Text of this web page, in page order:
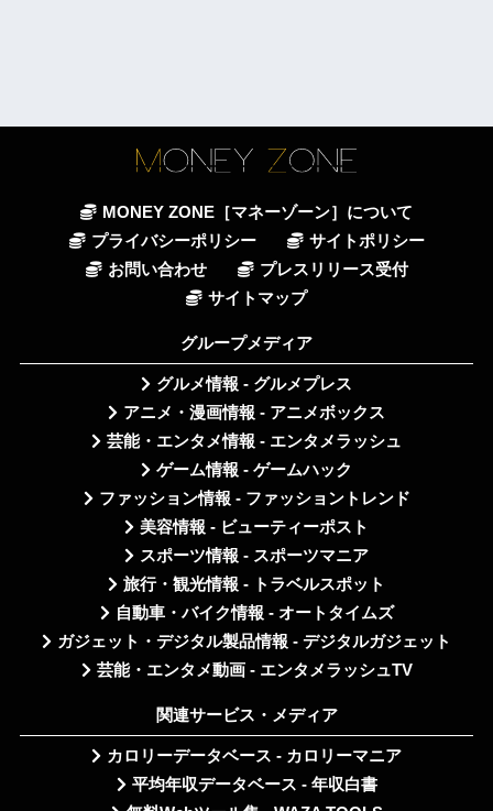
MONEY ZONE［マネーゾーン］について
プライバシーポリシー
サイトポリシー
お問い合わせ
プレスリリース受付
サイトマップ
グループメディア
グルメ情報 - グルメプレス
アニメ・漫画情報 - アニメボックス
芸能・エンタメ情報 - エンタメラッシュ
ゲーム情報 - ゲームハック
ファッション情報 - ファッショントレンド
美容情報 - ビューティーポスト
スポーツ情報 - スポーツマニア
旅行・観光情報 - トラベルスポット
自動車・バイク情報 - オートタイムズ
ガジェット・デジタル製品情報 - デジタルガジェット
芸能・エンタメ動画 - エンタメラッシュTV
関連サービス・メディア
カロリーデータベース - カロリーマニア
平均年収データベース - 年収白書